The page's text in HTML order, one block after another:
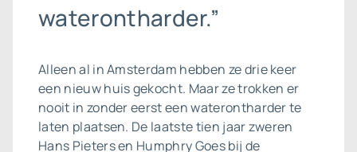
waterontharder.”
Alleen al in Amsterdam hebben ze drie keer
een nieuw huis gekocht. Maar ze trokken er
nooit in zonder eerst een waterontharder te
laten plaatsen. De laatste tien jaar zweren
Hans Pieters en Humphry Goes bij de